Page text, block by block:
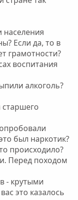
населения
Если да, то в
грамотности?
воспитания
алкоголь?
старшего
был наркотик?
происходило?
Перед походом
- крутыми
это казалось